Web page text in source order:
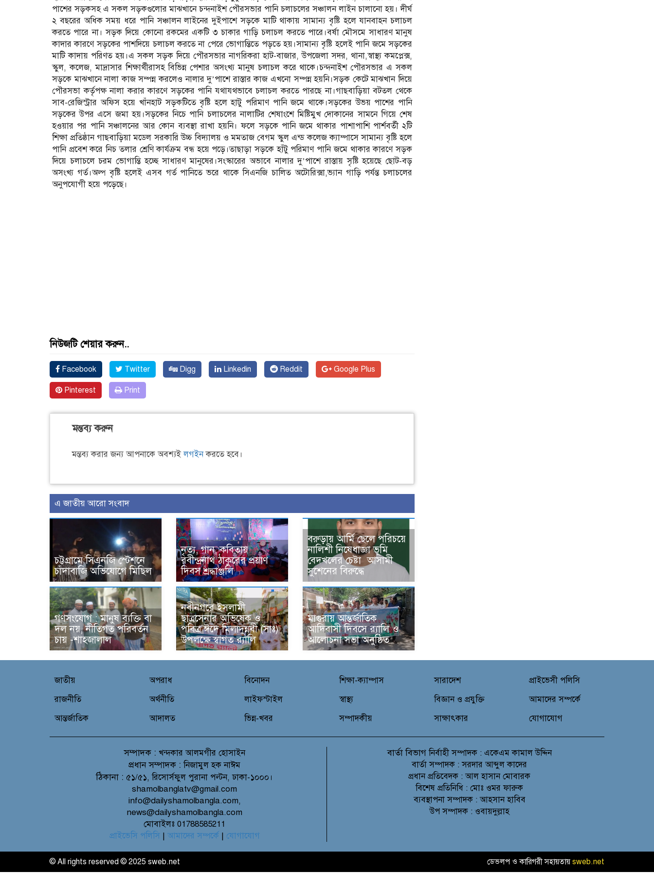
পাশের সড়কসহ এ সকল সড়কগুলোর মাঝখানে চন্দনাইশ পৌরসভার পানি চলাচলের সঞ্চালন লাইন চালানো হয়। দীর্ঘ
২ বছরের অধিক সময় ধরে পানি সঞ্চালন লাইনের দুইপাশে সড়কে মাটি থাকায় সামান্য বৃষ্টি হলে যানবাহন চলাচল
করতে পারে না। সড়ক দিয়ে কোনো রকমের একটি ৩ চাকার গাড়ি চলাচল করতে পারে।বর্ষা মৌসমে সাধারণ মানুষ
কাদার কারণে সড়কের পাশদিয়ে চলাচল করতে না পেরে ভোগান্তিতে পড়তে হয়।সামান্য বৃষ্টি হলেই পানি জমে সড়কের
মাটি কাদায় পরিণত হয়।এ সকল সড়ক দিয়ে পৌরসভার নাগরিকরা হাট-বাজার, উপজেলা সদর, থানা,স্বাস্থ্য কমপ্লেক্স,
স্কুল, কলেজ, মাদ্রাসার শিক্ষার্থীরাসহ বিভিন্ন পেশার অসংখ্য মানুষ চলাচল করে থাকে।চন্দনাইশ পৌরসভার এ সকল
সড়কে মাঝখানে নালা কাজ সম্পন্ন করলেও নালার দু’পাশে রাস্তার কাজ এখনো সম্পন্ন হয়নি।সড়ক কেটে মাঝখান দিয়ে
পৌরসভা কর্তৃপক্ষ নালা করার কারণে সড়কের পানি যথাযথভাবে চলাচল করতে পারছে না।গাছবাড়িয়া বটতল থেকে
সাব-রেজিস্ট্রার অফিস হয়ে খাঁনহাট সড়কটিতে বৃষ্টি হলে হাটু পরিমাণ পানি জমে থাকে।সড়কের উভয় পাশের পানি
সড়কের উপর এসে জমা হয়।সড়কের নিচে পানি চলাচলের নালাটির শেষাংশে মিষ্টিমুখ দোকানের সামনে গিয়ে শেষ
হওয়ার পর পানি সঞ্চালনের আর কোন ব্যবস্থা রাখা হয়নি। ফলে সড়কে পানি জমে থাকার পাশাপাশি পার্শবর্তী ২টি
শিক্ষা প্রতিষ্ঠান গাছবাড়িয়া মডেল সরকারি উচ্চ বিদ্যালয় ও মমতাজ বেগম স্কুল এন্ড কলেজ ক্যাম্পাসে সামান্য বৃষ্টি হলে
পানি প্রবেশ করে নিচ তলার শ্রেণি কার্যক্রম বন্ধ হয়ে পড়ে।তাছাড়া সড়কে হাঁটু পরিমাণ পানি জমে থাকার কারণে সড়ক
দিয়ে চলাচলে চরম ভোগান্তি হচ্ছে সাধারণ মানুষের।সংস্কারের অভাবে নালার দু’পাশে রাস্তায় সৃষ্টি হয়েছে ছোট-বড়
অসংখ্য গর্ত।অল্প বৃষ্টি হলেই এসব গর্ত পানিতে ভরে থাকে সিএনজি চালিত অটোরিক্সা,ভ্যান গাড়ি পর্যন্ত চলাচলের
অনুপযোগী হয়ে পড়েছে।
নিউজটি শেয়ার করুন..
Facebook Twitter Digg Linkedin Reddit Google Plus
Pinterest Print
মন্তব্য করুন
মন্তব্য করার জন্য আপনাকে অবশ্যইলগইনকরতে হবে।
এ জাতীয় আরো সংবাদ
চট্টগ্রামে সিএনজি স্টেশনে
চাঁদাবাজি অভিযোগে মিছিল
নৃত্য, গান, কবিতায়
রবীন্দ্রনাথ ঠাকুরের প্রয়াণ
দিবস শ্রদ্ধাঞ্জলি
বরুড়ায় আর্মি ছেলে পরিচয়ে
নালিশী নিষেধাজ্ঞা ভূমি
বেদখলের চেষ্টা আসামী
সুশেনের বিরুদ্ধে
গণসংযোগ : মানুষ ব্যক্তি বা
দল নয়, নীতিগত পরিবর্তন
চায় -শাহজালাল
নবীনগরে ইসলামী
ছাত্রসেনার অভিষেক ও
পবিত্র ঈদে মিলাদুন্নবী (সাঃ)
উপলক্ষে স্বাগত র‍্যালি
মাগুরায় আন্তর্জাতিক
আদিবাসী দিবসে র‍্যালি ও
আলোচনা সভা অনুষ্ঠিত
জাতীয়
রাজনীতি
আন্তর্জাতিক
অপরাধ
অর্থনীতি
আদালত
বিনোদন
লাইফস্টাইল
ভিন্ন-খবর
শিক্ষা-ক্যাম্পাস
স্বাস্থ্য
সম্পাদকীয়
সারাদেশ
বিজ্ঞান ও প্রযুক্তি
সাক্ষাৎকার
প্রাইভেসী পলিসি
আমাদের সম্পর্কে
যোগাযোগ
সম্পাদক : খন্দকার আলমগীর হোসাইন
প্রধান সম্পাদক : নিজামুল হক নাঈম
ঠিকানা : ৫১/৫১, রিসোর্সফুল পুরানা পল্টন, ঢাকা-১০০০।
shamolbanglatv@gmail.com
info@dailyshamolbangla.com,
news@dailyshamolbangla.com
মোবাইলঃ 01788585211
প্রাইভেসি পলিসি| আমাদের সম্পর্কে| যোগাযোগ
বার্তা বিভাগনির্বাহী সম্পাদক : একেএম কামাল উদ্দিন
বার্তা সম্পাদক : সরদার আব্দুল কাদের
প্রধান প্রতিবেদক : আল হাসান মোবারক
বিশেষ প্রতিনিধি : মোঃ ওমর ফারুক
ব্যবস্থাপনা সম্পাদক : আহসান হাবিব
উপ সম্পাদক : ওবায়দুল্লাহ
© All rights reserved © 2025 sweb.net ডেভলপ ও কারিগরী সহায়তায়sweb.net